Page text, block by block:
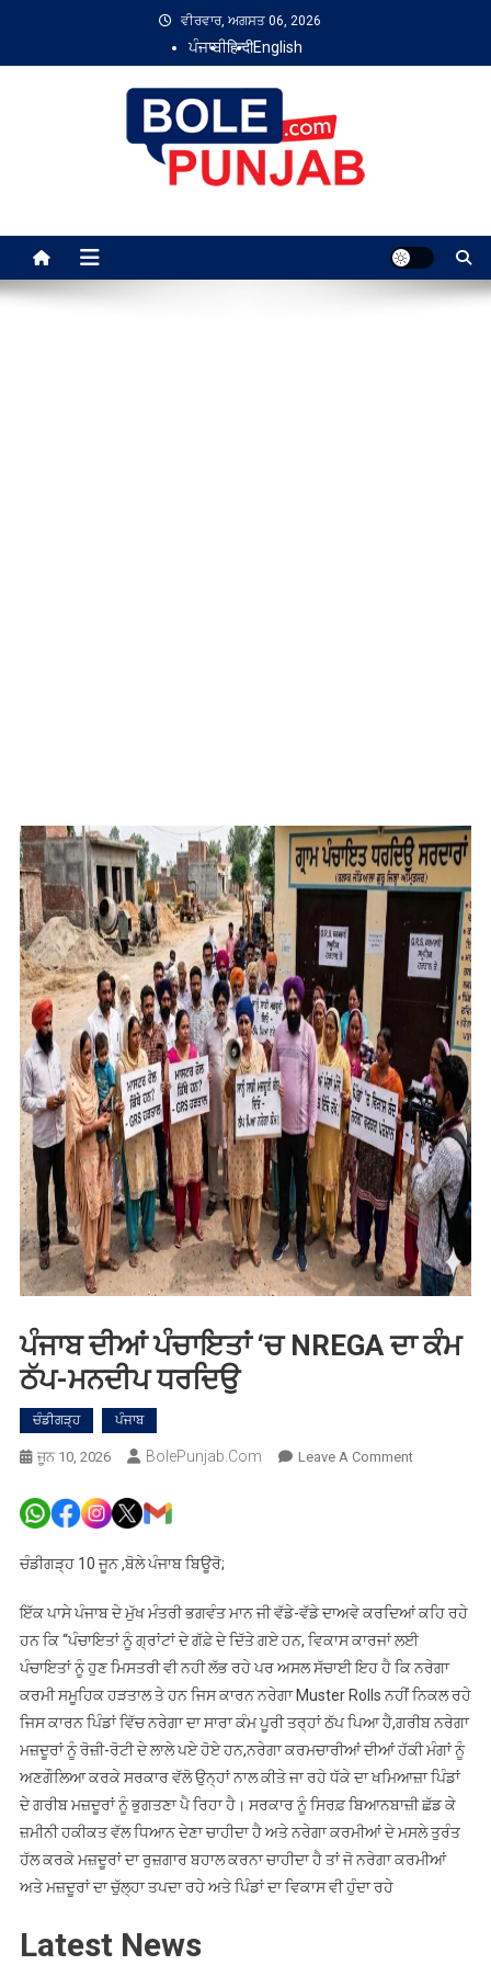
content
ਵੀਰਵਾਰ, ਅਗਸਤ 06, 2026
ਪੰਜਾਬੀहिन्दीEnglish
ਪੰਜਾਬ ਦੀਆਂ ਪੰਚਾਇਤਾਂ ‘ਚ NREGA ਦਾ ਕੰਮ
ਠੱਪ-ਮਨਦੀਪ ਧਰਦਿਉ
ਚੰਡੀਗੜ੍ਹ ਪੰਜਾਬ
ਜੂਨ 10, 2026 BolePunjab.com Leave A CommentOn
ਦਾ
ਕੰਮ
ਠੱਪ-
ਮਨਦੀਪ
ਚੰਡੀਗੜ੍ਹ 10 ਜੂਨ ,ਬੋਲੇ ਪੰਜਾਬ ਬਿਊਰੋ;
ਇੱਕ ਪਾਸੇ ਪੰਜਾਬ ਦੇ ਮੁੱਖ ਮੰਤਰੀ ਭਗਵੰਤ ਮਾਨ ਜੀ ਵੱਡੇ-ਵੱਡੇ ਦਾਅਵੇ ਕਰਦਿਆਂ ਕਹਿ ਰਹੇ
ਹਨ ਕਿ “ਪੰਚਾਇਤਾਂ ਨੂੰ ਗ੍ਰਾਂਟਾਂ ਦੇ ਗੱਫ਼ੇ ਦੇ ਦਿੱਤੇ ਗਏ ਹਨ, ਵਿਕਾਸ ਕਾਰਜਾਂ ਲਈ
ਪੰਚਾਇਤਾਂ ਨੂੰ ਹੁਣ ਮਿਸਤਰੀ ਵੀ ਨਹੀ ਲੱਭ ਰਹੇ ਪਰ ਅਸਲ ਸੱਚਾਈ ਇਹ ਹੈ ਕਿ ਨਰੇਗਾ
ਕਰਮੀ ਸਮੂਹਿਕ ਹੜਤਾਲ ਤੇ ਹਨ ਜਿਸ ਕਾਰਨ ਨਰੇਗਾ Muster Rolls ਨਹੀਂ ਨਿਕਲ ਰਹੇ
ਜਿਸ ਕਾਰਨ ਪਿੰਡਾਂ ਵਿੱਚ ਨਰੇਗਾ ਦਾ ਸਾਰਾ ਕੰਮ ਪੂਰੀ ਤਰ੍ਹਾਂ ਠੱਪ ਪਿਆ ਹੈ,ਗਰੀਬ ਨਰੇਗਾ
ਮਜ਼ਦੂਰਾਂ ਨੂੰ ਰੋਜ਼ੀ-ਰੋਟੀ ਦੇ ਲਾਲੇ ਪਏ ਹੋਏ ਹਨ,ਨਰੇਗਾ ਕਰਮਚਾਰੀਆਂ ਦੀਆਂ ਹੱਕੀ ਮੰਗਾਂ ਨੂੰ
ਅਣਗੌਲਿਆ ਕਰਕੇ ਸਰਕਾਰ ਵੱਲੋ ਉਨ੍ਹਾਂ ਨਾਲ ਕੀਤੇ ਜਾ ਰਹੇ ਧੱਕੇ ਦਾ ਖਮਿਆਜ਼ਾ ਪਿੰਡਾਂ
ਦੇ ਗਰੀਬ ਮਜ਼ਦੂਰਾਂ ਨੂੰ ਭੁਗਤਣਾ ਪੈ ਰਿਹਾ ਹੈ। ਸਰਕਾਰ ਨੂੰ ਸਿਰਫ਼ ਬਿਆਨਬਾਜ਼ੀ ਛੱਡ ਕੇ
ਜ਼ਮੀਨੀ ਹਕੀਕਤ ਵੱਲ ਧਿਆਨ ਦੇਣਾ ਚਾਹੀਦਾ ਹੈ ਅਤੇ ਨਰੇਗਾ ਕਰਮੀਆਂ ਦੇ ਮਸਲੇ ਤੁਰੰਤ
ਹੱਲ ਕਰਕੇ ਮਜ਼ਦੂਰਾਂ ਦਾ ਰੁਜ਼ਗਾਰ ਬਹਾਲ ਕਰਨਾ ਚਾਹੀਦਾ ਹੈ ਤਾਂ ਜੋ ਨਰੇਗਾ ਕਰਮੀਆਂ
ਅਤੇ ਮਜ਼ਦੂਰਾਂ ਦਾ ਚੁੱਲ੍ਹਾ ਤਪਦਾ ਰਹੇ ਅਤੇ ਪਿੰਡਾਂ ਦਾ ਵਿਕਾਸ ਵੀ ਹੁੰਦਾ ਰਹੇ
Latest News